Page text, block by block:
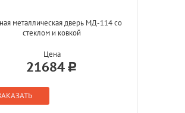
металлическая дверь МД-114 со
стеклом и ковкой
Цена
21684